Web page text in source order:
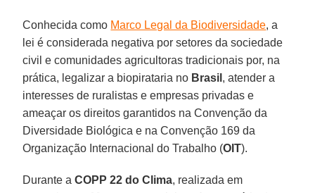
Conhecida como Marco Legal da Biodiversidade, a
lei é considerada negativa por setores da sociedade
civil e comunidades agricultoras tradicionais por, na
prática, legalizar a biopirataria no Brasil , atender a
interesses de ruralistas e empresas privadas e
ameaçar os direitos garantidos na Convenção da
Diversidade Biológica e na Convenção 169 da
Organização Internacional do Trabalho (OIT).
Durante aCOPP 22 do Clima, realizada em